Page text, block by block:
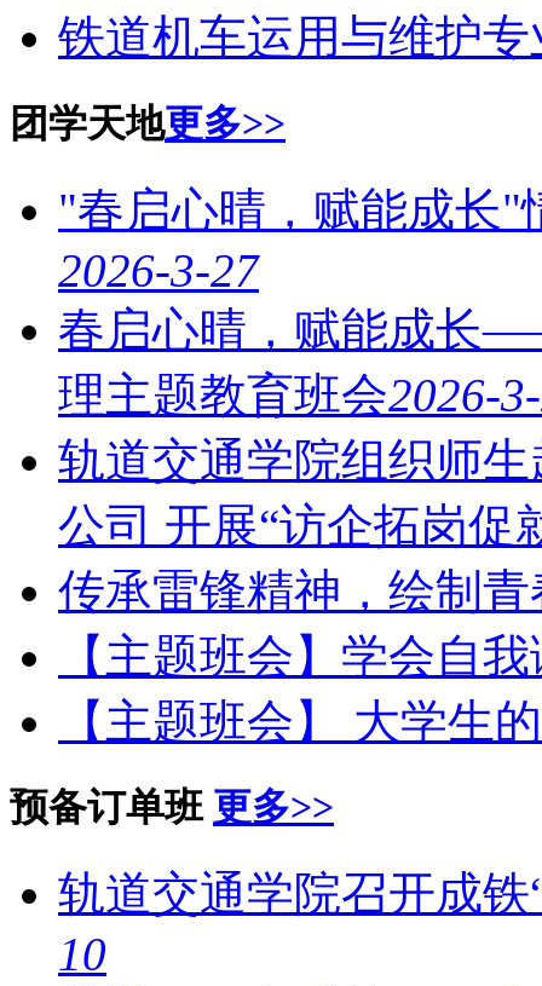
铁道机车运用与维护专
团学天地更多>>
"春启心晴，赋能成长"
2026-3-27
春启心晴，赋能成长
理主题教育班会2026-
轨道交通学院组织师
公司 开展“访企拓岗促
传承雷锋精神，绘制
【主题班会】学会自
【主题班会】 大学生
预备订单班 更多>>
轨道交通学院召开成
10